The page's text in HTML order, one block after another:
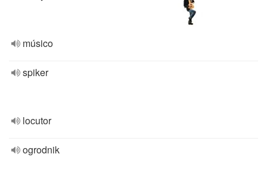
músico
spiker
locutor
ogrodnik